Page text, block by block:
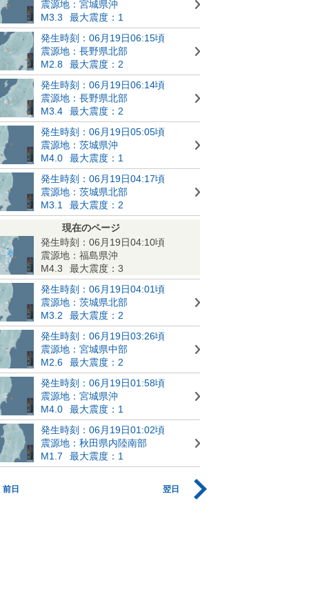
震源地：宮城県沖
M3.3
最大震度：1
発生時刻：06月19日06:15頃
震源地：長野県北部
M2.8
最大震度：2
発生時刻：06月19日06:14頃
震源地：長野県北部
M3.4
最大震度：2
発生時刻：06月19日05:05頃
震源地：茨城県沖
M4.0
最大震度：1
発生時刻：06月19日04:17頃
震源地：茨城県北部
M3.1
最大震度：2
現在のページ
発生時刻：06月19日04:10頃
震源地：福島県沖
M4.3
最大震度：3
発生時刻：06月19日04:01頃
震源地：茨城県北部
M3.2
最大震度：2
発生時刻：06月19日03:26頃
震源地：宮城県中部
M2.6
最大震度：2
発生時刻：06月19日01:58頃
震源地：宮城県沖
M4.0
最大震度：1
発生時刻：06月19日01:02頃
震源地：秋田県内陸南部
M1.7
最大震度：1
前日 翌日